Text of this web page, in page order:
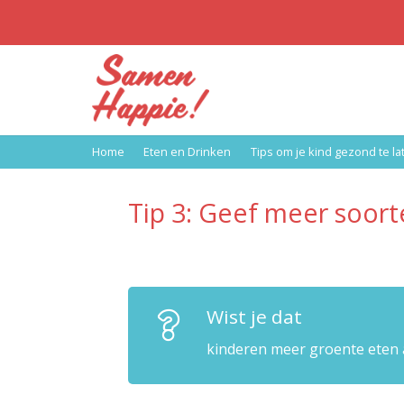
Home Eten en Drinken Tips om je kind gezond te
Tip 3: Geef meer
Wist je dat
kinderen meer groente